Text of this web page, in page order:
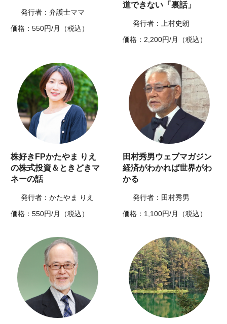
発行者：弁護士ママ
価格：550円/月（税込）
道できない「裏話」
発行者：上村史朗
価格：2,200円/月（税込）
株好きFPかたやま りえ
の株式投資＆ときどきマ
ネーの話
発行者：かたやま りえ
価格：550円/月（税込）
田村秀男ウェブマガジン
経済がわかれば世界がわ
かる
発行者：田村秀男
価格：1,100円/月（税込）